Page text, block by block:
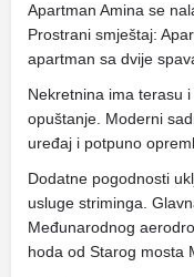
Apartman Amina se
Prostrani smještaj:
apartman sa dvije
Nekretnina ima terasu
opuštanje. Moderni
uređaj i potpuno
Dodatne pogodnosti
usluge striminga.
Međunarodnog
hoda od Starog mosta